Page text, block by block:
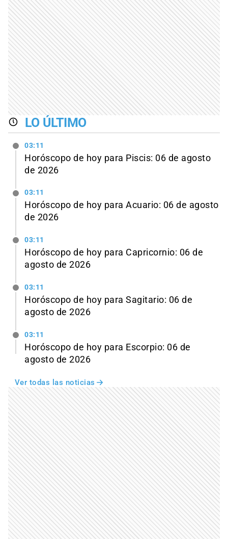
LO ÚLTIMO
03:11
Horóscopo de hoy para Piscis: 06 de agosto
de 2026
03:11
Horóscopo de hoy para Acuario: 06 de agosto
de 2026
03:11
Horóscopo de hoy para Capricornio: 06 de
agosto de 2026
03:11
Horóscopo de hoy para Sagitario: 06 de
agosto de 2026
03:11
Horóscopo de hoy para Escorpio: 06 de
agosto de 2026
Ver todas las noticias